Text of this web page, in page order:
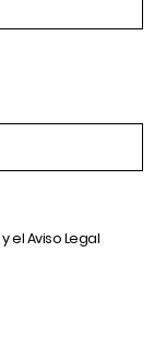
y elAviso Legal